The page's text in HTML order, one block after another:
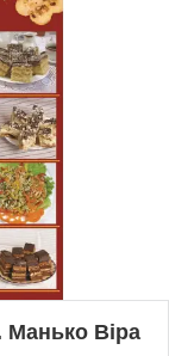
Манько Віра